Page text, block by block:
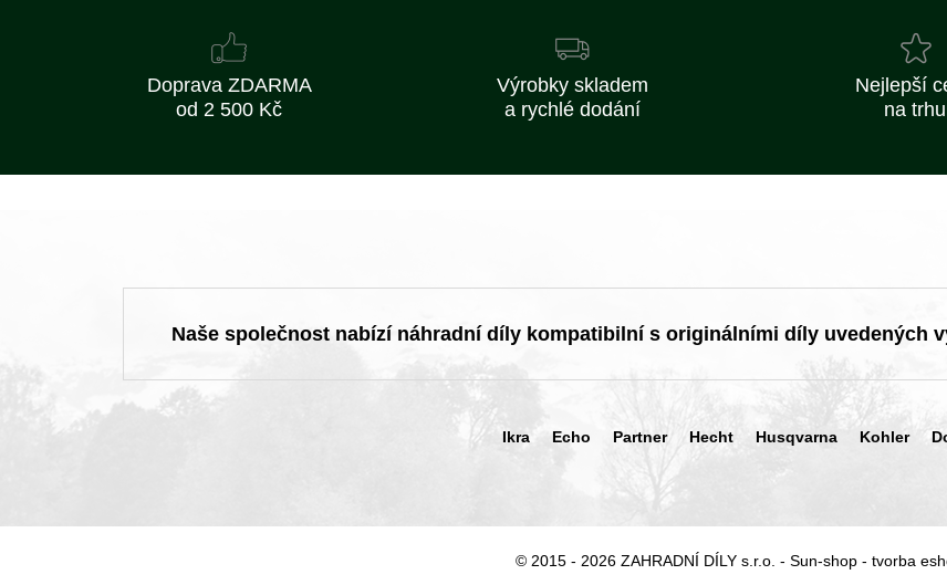
Doprava ZDARMA
od 2 500 Kč
Výrobky skladem
a rychlé dodání
Nejlepší
na trhu
Naše společnost nabízí náhradní díly kompatibilní s originálními díly uvedených
Ikra Echo Partner Hecht Husqvarna Kohler
© 2015 - 2026 ZAHRADNÍ DÍLY s.r.o. - Sun-shop- tvorba